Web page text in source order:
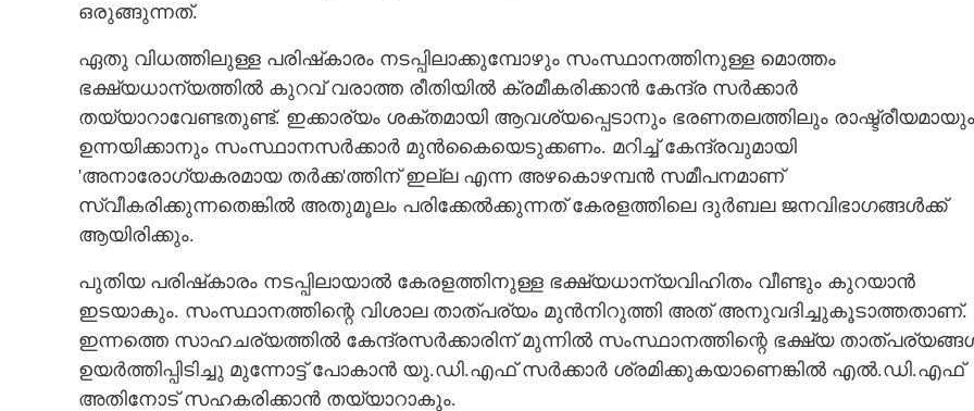
ഒരുങ്ങുന്നത്.
ഏതു വിധത്തിലുള്ള പരിഷ്‌കാരം നടപ്പിലാക്കുമ്പോഴും സംസ്ഥാനത്തിനുള്ള മൊത്തം
ഭക്ഷ്യധാന്യത്തിൽ കുറവ് വരാത്ത രീതിയിൽ ക്രമീകരിക്കാൻ കേന്ദ്ര സർക്കാർ
തയ്യാറാവേണ്ടതുണ്ട്. ഇക്കാര്യം ശക്തമായി ആവശ്യപ്പെടാനും ഭരണതലത്തിലും രാഷ്ട്രീയമായും
ഉന്നയിക്കാനും സംസ്ഥാനസർക്കാർ മുൻകൈയെടുക്കണം. മറിച്ച് കേന്ദ്രവുമായി
'അനാരോഗ്യകരമായ തർക്ക'ത്തിന് ഇല്ല എന്ന അഴകൊഴമ്പൻ സമീപനമാണ്
സ്വീകരിക്കുന്നതെങ്കിൽ അതുമൂലം പരിക്കേൽക്കുന്നത് കേരളത്തിലെ ദുർബല ജനവിഭാഗങ്ങൾക്ക്
ആയിരിക്കും.
പുതിയ പരിഷ്‌കാരം നടപ്പിലായാൽ കേരളത്തിനുള്ള ഭക്ഷ്യധാന്യവിഹിതം വീണ്ടും കുറയാൻ
ഇടയാകും. സംസ്ഥാനത്തിന്റെ വിശാല താത്പര്യം മുൻനിറുത്തി അത് അനുവദിച്ചുകൂടാത്തതാണ്.
ഇന്നത്തെ സാഹചര്യത്തിൽ കേന്ദ്രസർക്കാരിന് മുന്നിൽ സംസ്ഥാനത്തിന്റെ ഭക്ഷ്യ
ഉയർത്തിപ്പിടിച്ചു മുന്നോട്ട് പോകാൻ യു.ഡി.എഫ് സർക്കാർ ശ്രമിക്കുകയാണെങ്കിൽ എൽ.ഡി.എഫ്
അതിനോട് സഹകരിക്കാൻ തയ്യാറാകും.